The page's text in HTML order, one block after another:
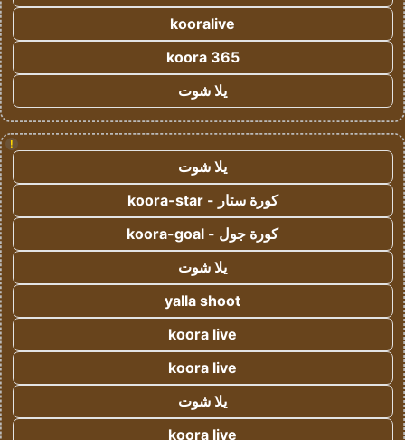
kooralive
koora 365
يلا شوت
!
يلا شوت
كورة ستار - koora-star
كورة جول - koora-goal
يلا شوت
yalla shoot
koora live
koora live
يلا شوت
koora live